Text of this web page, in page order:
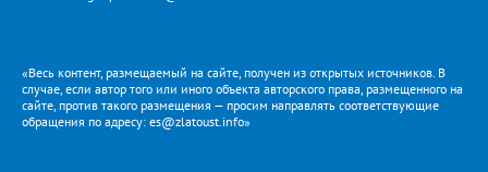
«Весь контент, размещаемый на сайте, получен из открытых источников. В
случае, если автор того или иного объекта авторского права, размещенного на
сайте, против такого размещения — просим направлять соответствующие
обращения по адресу: es@zlatoust.info»